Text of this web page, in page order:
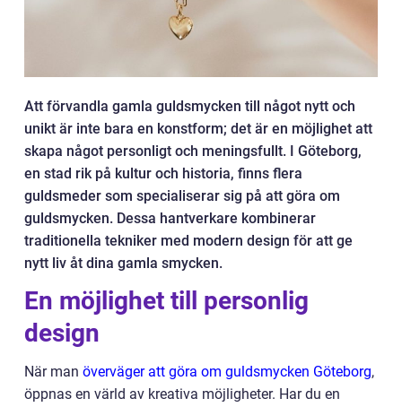
Att förvandla gamla guldsmycken till något nytt och
unikt är inte bara en konstform; det är en möjlighet att
skapa något personligt och meningsfullt. I Göteborg,
en stad rik på kultur och historia, finns flera
guldsmeder som specialiserar sig på att göra om
guldsmycken. Dessa hantverkare kombinerar
traditionella tekniker med modern design för att ge
nytt liv åt dina gamla smycken.
En möjlighet till personlig
design
När man överväger att göra om guldsmycken Göteborg,
öppnas en värld av kreativa möjligheter. Har du en